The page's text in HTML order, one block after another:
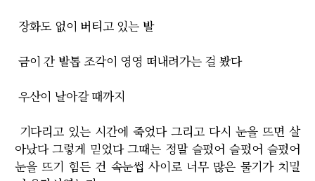
장화도 없이 버티고 있는 발
금이 간 발톱 조각이 영영 떠내려가는 걸 봤다
우산이 날아갈 때까지
기다리고 있는 시간에 죽었다 그리고 다시 눈을 뜨면 살
아났다 그렇게 믿었다 그때는 정말 슬펐어 슬펐어 슬펐어
눈을 뜨기 힘든 건 속눈썹 사이로 너무 많은 물기가 치밀